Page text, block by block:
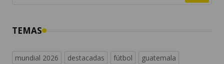
TEMAS
mundial 2026 destacadas fútbol
guatemala